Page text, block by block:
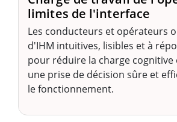
limites de l'interface
Les conducteurs et opérateurs
d'IHM intuitives, lisibles et à
pour réduire la charge
une prise de décision sûre et
le fonctionnement.